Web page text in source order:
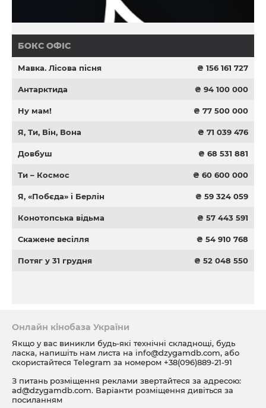
БОКС ОФІС
Мавка. Лісова пісня ₴ 156 161 727
Антарктида ₴ 94 100 000
Ну мам! ₴ 77 500 000
Я, Ти, Він, Вона ₴ 71 039 476
Довбуш ₴ 68 531 881
Ти – Космос ₴ 60 600 000
Я, «Побєда» і Берлін ₴ 59 324 059
Конотопська відьма ₴ 57 443 591
Скажене весілля ₴ 54 910 768
Потяг у 31 грудня ₴ 52 048 550
Онлайн кінобаза України
Якщо у вас виникли будь-які технічні складнощі, будь
ласка, напишіть нам листа на info@dzygamdb.com, або
скористайтеся Telegram за номером +38(096)889-21-91
З питань розміщення реклами звертайтеся за адресою:
ad@dzygamdb.com. Варіанти розміщення дивіться за
посиланням